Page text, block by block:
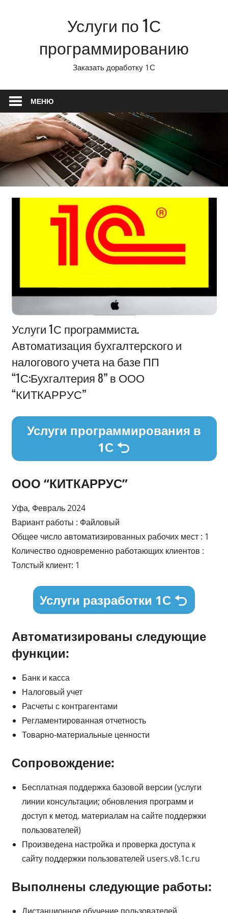
Услуги по 1С
программированию
Заказать доработку 1С
МЕНЮ
Информация
Услуги 1С программиста.
Автоматизация бухгалтерского и
налогового учета на базе ПП
“1С:Бухгалтерия 8” в ООО
“КИТКАРРУС”
Услуги программирования в
1С
ООО “КИТКАРРУС”
Уфа, Февраль 2024
Вариант работы : Файловый
Общее число автоматизированных рабочих мест : 1
Количество одновременно работающих клиентов :
Толстый клиент: 1
Услуги разработки 1С
Автоматизированы следующие
функции:
Банк и касса
Налоговый учет
Расчеты с контрагентами
Регламентированная отчетность
Товарно-материальные ценности
Сопровождение:
Бесплатная поддержка базовой версии (услуги
линии консультации; обновления программ и
доступ к метод. материалам на сайте поддержки
пользователей)
Произведена настройка и проверка доступа к
сайту поддержки пользователей users.v8.1c.ru
Выполнены следующие работы: